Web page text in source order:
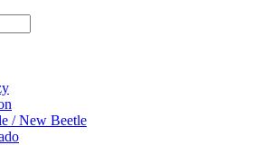
/ New Beetle